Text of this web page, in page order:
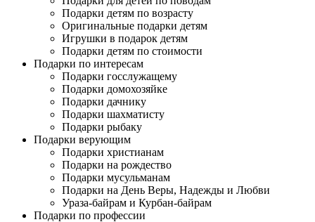
Подарки детям по возрасту
Оригинальные подарки детям
Игрушки в подарок детям
Подарки детям по стоимости
Подарки по интересам
Подарки госслужащему
Подарки домохозяйке
Подарки дачнику
Подарки шахматисту
Подарки рыбаку
Подарки верующим
Подарки христианам
Подарки на рождество
Подарки мусульманам
Подарки на День Веры, Надежды и Любви
Ураза-байрам и Курбан-байрам
Подарки по профессии